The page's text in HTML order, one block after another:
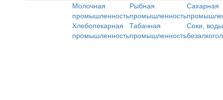
Молочная
промышленность
Рыбная
промышленность
Сахарная
Хлебопекарная
промышленность
Табачная
промышленность
Соки,